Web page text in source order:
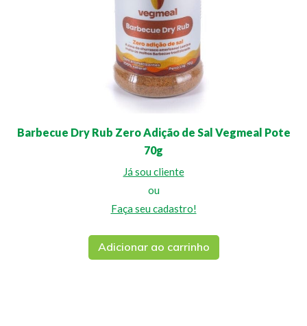
Barbecue Dry Rub Zero Adição de Sal Vegmeal Pote
70g
Já sou cliente
ou
Faça seu cadastro!
Adicionar ao carrinho